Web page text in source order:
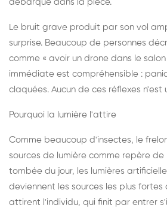
débarque dans la pièce.
Le bruit grave produit par son vol
surprise. Beaucoup de personnes
comme « avoir un drone dans le
immédiate est compréhensible :
claquées. Aucun de ces réflexes n'est
Pourquoi la lumière l'attire
Comme beaucoup d'insectes, le
sources de lumière comme repère de
tombée du jour, les lumières
deviennent les sources les plus
attirent l'individu, qui finit par entrer